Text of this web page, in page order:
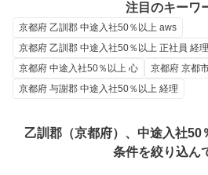
注目のキーワ
京都府 乙訓郡 中途入社50％以上 aws
京都府 乙訓郡 中途入社50％以上 正社員 経理
京都府 中途入社50％以上 心
京都府 京都
京都府 与謝郡 中途入社50％以上 経理
乙訓郡（京都府）、中途入社50
条件を絞り込ん